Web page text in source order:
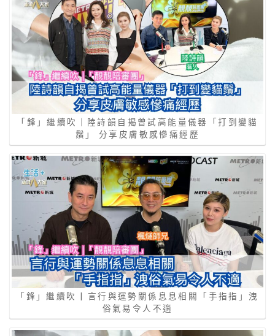
「鋒」繼續吹｜陸詩韻自揭曾試高能量儀器「打到變貓
鬚」 分享皮膚敏感慘痛經歷
「鋒」繼續吹 | 言行與運勢關係息息相關「手指指」洩
俗氣易令人不適